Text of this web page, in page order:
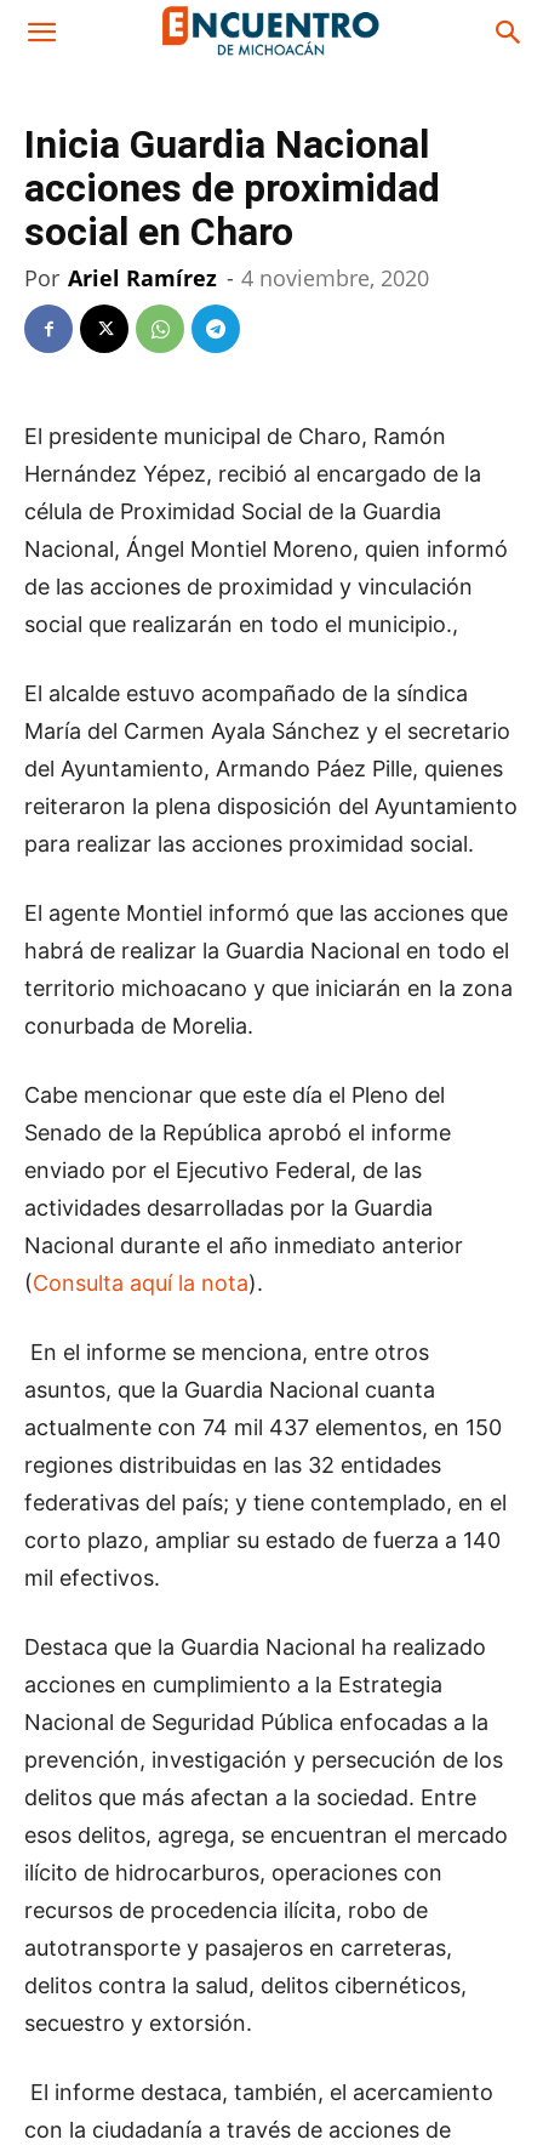
Inicia Guardia Nacional
acciones de proximidad
social en Charo
Por Ariel Ramírez - 4 noviembre, 2020
El presidente municipal de Charo, Ramón
Hernández Yépez, recibió al encargado de la
célula de Proximidad Social de la Guardia
Nacional, Ángel Montiel Moreno, quien informó
de las acciones de proximidad y vinculación
social que realizarán en todo el municipio.,
El alcalde estuvo acompañado de la síndica
María del Carmen Ayala Sánchez y el secretario
del Ayuntamiento, Armando Páez Pille, quienes
reiteraron la plena disposición del Ayuntamiento
para realizar las acciones proximidad social.
El agente Montiel informó que las acciones que
habrá de realizar la Guardia Nacional en todo el
territorio michoacano y que iniciarán en la zona
conurbada de Morelia.
Cabe mencionar que este día el Pleno del
Senado de la República aprobó el informe
enviado por el Ejecutivo Federal, de las
actividades desarrolladas por la Guardia
Nacional durante el año inmediato anterior
(Consulta aquí la nota).
En el informe se menciona, entre otros
asuntos, que la Guardia Nacional cuanta
actualmente con 74 mil 437 elementos, en 150
regiones distribuidas en las 32 entidades
federativas del país; y tiene contemplado, en el
corto plazo, ampliar su estado de fuerza a 140
mil efectivos.
Destaca que la Guardia Nacional ha realizado
acciones en cumplimiento a la Estrategia
Nacional de Seguridad Pública enfocadas a la
prevención, investigación y persecución de los
delitos que más afectan a la sociedad. Entre
esos delitos, agrega, se encuentran el mercado
ilícito de hidrocarburos, operaciones con
recursos de procedencia ilícita, robo de
autotransporte y pasajeros en carreteras,
delitos contra la salud, delitos cibernéticos,
secuestro y extorsión.
El informe destaca, también, el acercamiento
con la ciudadanía a través de acciones de